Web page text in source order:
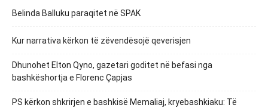
Belinda Balluku paraqitet në SPAK
Kur narrativa kërkon të zëvendësojë qeverisjen
Dhunohet Elton Qyno, gazetari goditet në befasi nga
bashkëshortja e Florenc Çapjas
PS kërkon shkrirjen e bashkisë Memaliaj, kryebashkiaku: Të